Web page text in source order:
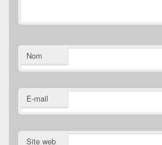
Nom
E-mail
Site web